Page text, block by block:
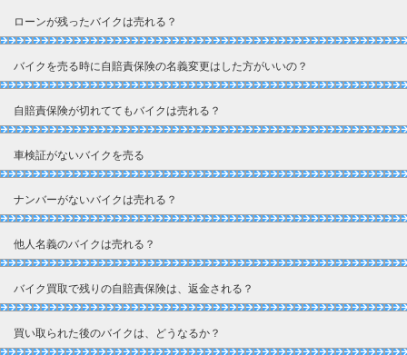
ローンが残ったバイクは売れる？
バイクを売る時に自賠責保険の名義変更はした方がいいの？
自賠責保険が切れててもバイクは売れる？
車検証がないバイクを売る
ナンバーがないバイクは売れる？
他人名義のバイクは売れる？
バイク買取で残りの自賠責保険は、返金される？
買い取られた後のバイクは、どうなるか？